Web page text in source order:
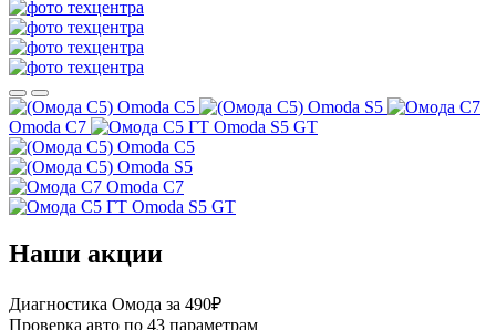
Omoda C5
Omoda S5
Omoda C7
Omoda S5 GT
Omoda C5
Omoda S5
Omoda C7
Omoda S5 GT
Наши акции
Диагностика Омода за 490₽
Проверка авто по 43 параметрам